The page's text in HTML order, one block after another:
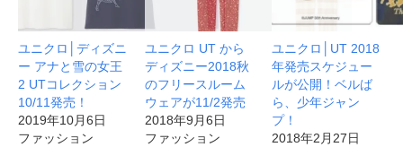
ユニクロ│ディズニ
ー アナと雪の女王
2 UTコレクション
10/11発売！
2019年10月6日
ファッション
ユニクロ UT から
ディズニー2018秋
のフリースルーム
ウェアが11/2発売
2018年9月6日
ファッション
ユニクロ│UT 2018
年発売スケジュー
ルが公開！ベルば
ら、少年ジャン
プ！
2018年2月27日